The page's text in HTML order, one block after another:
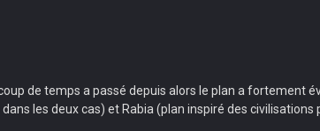
de temps a passé depuis alors le plan a
les deux cas) et Rabia (plan inspiré des